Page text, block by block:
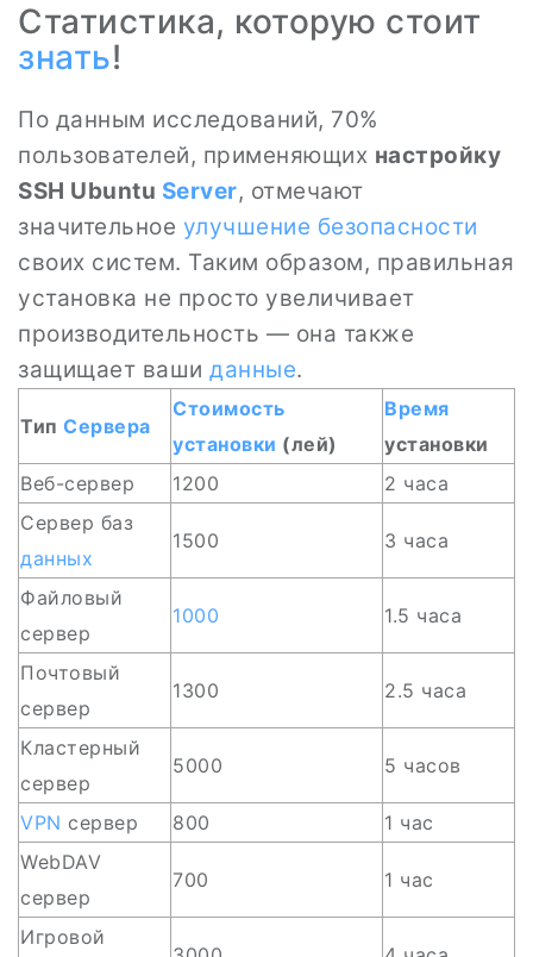
Статистика, которую стоит
знать!
По данным исследований, 70%
пользователей, применяющих настройку
SSH Ubuntu Server, отмечают
значительное улучшение безопасности
своих систем. Таким образом, правильная
установка не просто увеличивает
производительность — она также
защищает ваши данные.
Тип Сервера
Стоимость
установки (лей)
Время
установки
Веб-сервер
1200
2 часа
Сервер баз
данных
1500 3 часа
Файловый
сервер
1000 1.5 часа
Почтовый
сервер
1300 2.5 часа
Кластерный
сервер
5000 5 часов
VPN сервер 800
1 час
WebDAV
сервер
700 1 час
Игровой